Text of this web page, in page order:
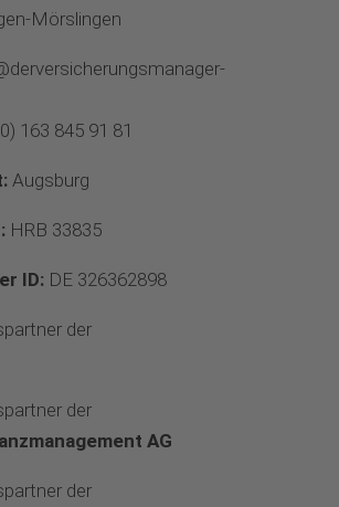
Mörslingen
163 845 91 81
Augsburg
HRB 33835
ID: DE 326362898
der
der
AG
der